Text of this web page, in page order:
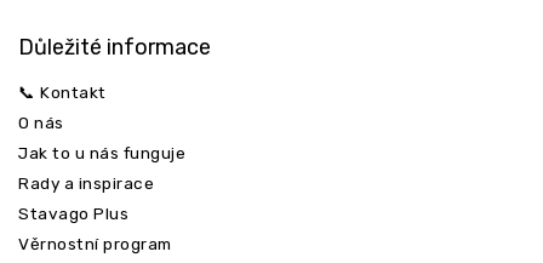
Důležité informace
📞 Kontakt
O nás
Jak to u nás funguje
Rady a inspirace
Stavago Plus
Věrnostní program